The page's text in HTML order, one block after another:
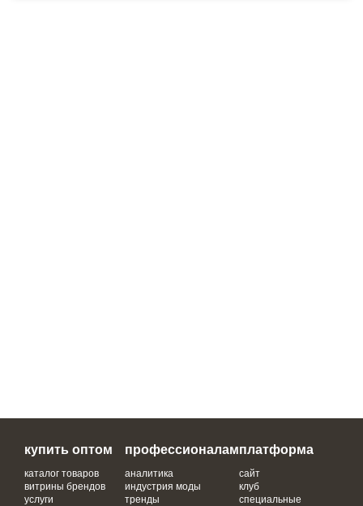
купить оптом
каталог товаров
витрины брендов
услуги
профессионалам
аналитика
индустрия моды
тренды
платформа
сайт
клуб
специальные